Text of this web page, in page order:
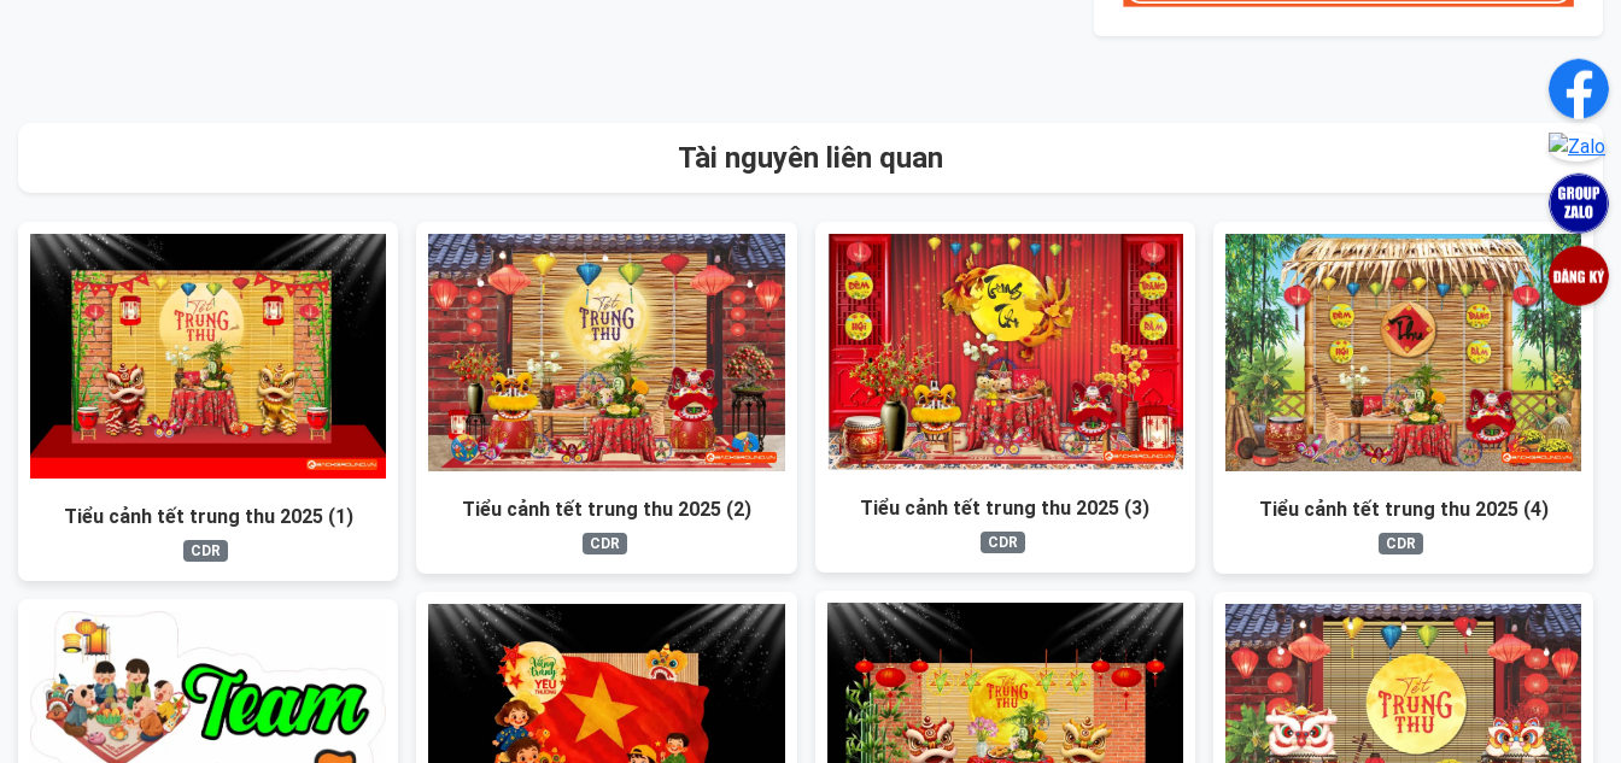
Tài nguyên liên quan
Tiểu cảnh tết trung thu 2025 (1)
CDR
Tiểu cảnh tết trung thu 2025 (2)
CDR
Tiểu cảnh tết trung thu 2025 (3)
CDR
Tiểu cảnh tết trung thu 2025 (4)
CDR